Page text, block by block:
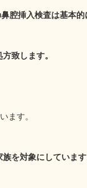
挿入検査は基本的
致します。
ます。
を対象にしています